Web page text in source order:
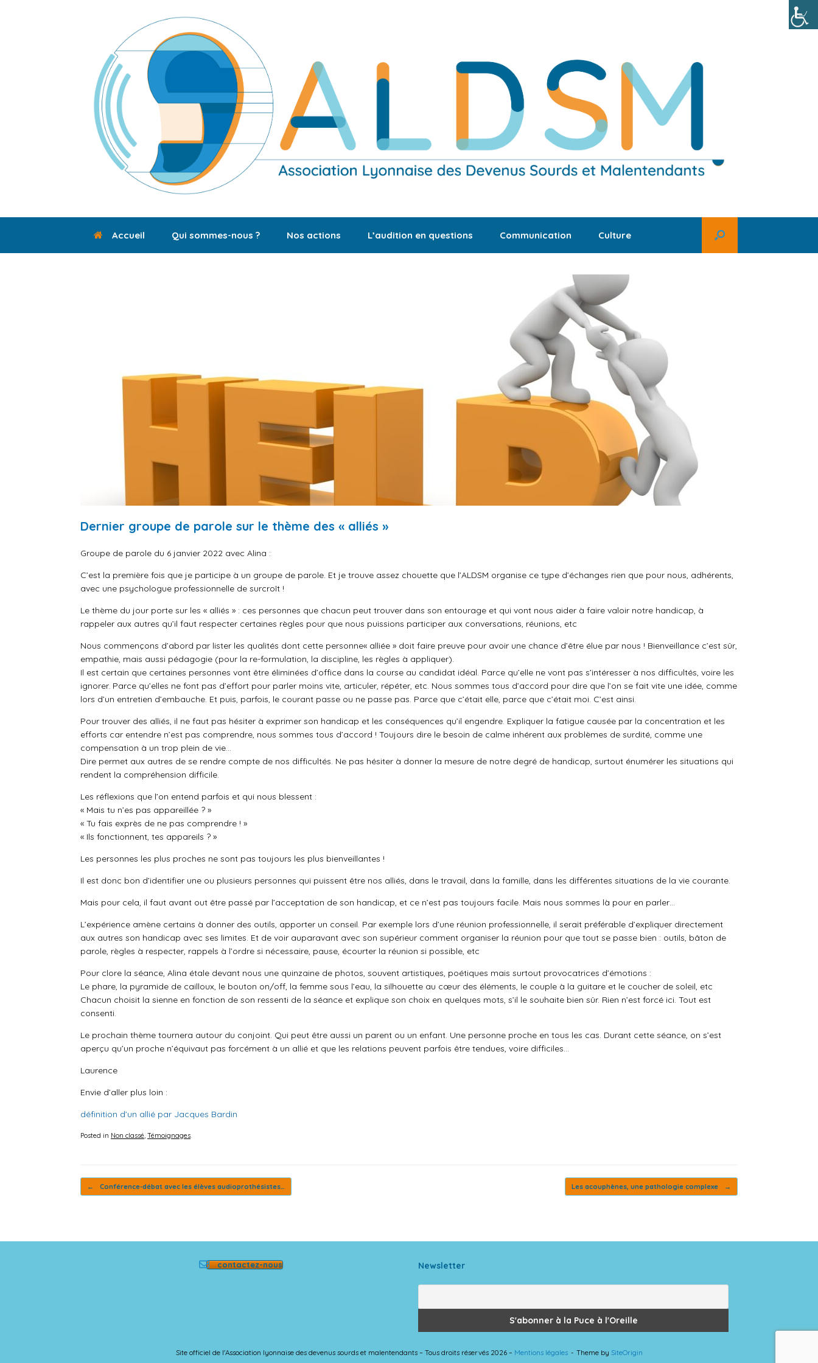
Accueil Qui sommes-nous ? Nos actions L’audition en questions Communication Culture
Dernier groupe de parole sur le thème des « alliés »
Groupe de parole du 6 janvier 2022 avec Alina :
C’est la première fois que je participe à un groupe de parole. Et je trouve assez chouette que l’ALDSM organise ce type d’échanges rien que pour nous, adhérents,
avec une psychologue professionnelle de surcroît !
Le thème du jour porte sur les « alliés » : ces personnes que chacun peut trouver dans son entourage et qui vont nous aider à faire valoir notre handicap, à
rappeler aux autres qu’il faut respecter certaines règles pour que nous puissions participer aux conversations, réunions, etc
Nous commençons d’abord par lister les qualités dont cette personne« alliée » doit faire preuve pour avoir une chance d’être élue par nous ! Bienveillance c’est sûr,
empathie, mais aussi pédagogie (pour la re-formulation, la discipline, les règles à appliquer).
Il est certain que certaines personnes vont être éliminées d’office dans la course au candidat idéal. Parce qu’elle ne vont pas s’intéresser à nos difficultés, voire les
ignorer. Parce qu’elles ne font pas d’effort pour parler moins vite, articuler, répéter, etc. Nous sommes tous d’accord pour dire que l’on se fait vite une idée, comme
lors d’un entretien d’embauche. Et puis, parfois, le courant passe ou ne passe pas. Parce que c’était elle, parce que c’était moi. C’est ainsi.
Pour trouver des alliés, il ne faut pas hésiter à exprimer son handicap et les conséquences qu’il engendre. Expliquer la fatigue causée par la concentration et les
efforts car entendre n’est pas comprendre, nous sommes tous d’accord ! Toujours dire le besoin de calme inhérent aux problèmes de surdité, comme une
compensation à un trop plein de vie…
Dire permet aux autres de se rendre compte de nos difficultés. Ne pas hésiter à donner la mesure de notre degré de handicap, surtout énumérer les situations qui
rendent la compréhension difficile.
Les réflexions que l’on entend parfois et qui nous blessent :
« Mais tu n’es pas appareillée ? »
« Tu fais exprès de ne pas comprendre ! »
« Ils fonctionnent, tes appareils ? »
Les personnes les plus proches ne sont pas toujours les plus bienveillantes !
Il est donc bon d’identifier une ou plusieurs personnes qui puissent être nos alliés, dans le travail, dans la famille, dans les différentes situations de la vie courante.
Mais pour cela, il faut avant out être passé par l’acceptation de son handicap, et ce n’est pas toujours facile. Mais nous sommes là pour en parler…
L’expérience amène certains à donner des outils, apporter un conseil. Par exemple lors d’une réunion professionnelle, il serait préférable d’expliquer directement
aux autres son handicap avec ses limites. Et de voir auparavant avec son supérieur comment organiser la réunion pour que tout se passe bien : outils, bâton de
parole, règles à respecter, rappels à l’ordre si nécessaire, pause, écourter la réunion si possible, etc
Pour clore la séance, Alina étale devant nous une quinzaine de photos, souvent artistiques, poétiques mais surtout provocatrices d’émotions :
Le phare, la pyramide de cailloux, le bouton on/off, la femme sous l’eau, la silhouette au cœur des éléments, le couple à la guitare et le coucher de soleil, etc
Chacun choisit la sienne en fonction de son ressenti de la séance et explique son choix en quelques mots, s’il le souhaite bien sûr. Rien n’est forcé ici. Tout est
consenti.
Le prochain thème tournera autour du conjoint. Qui peut être aussi un parent ou un enfant. Une personne proche en tous les cas. Durant cette séance, on s’est
aperçu qu’un proche n’équivaut pas forcément à un allié et que les relations peuvent parfois être tendues, voire difficiles…
Laurence
Envie d’aller plus loin :
définition d’un allié par Jacques Bardin
Posted in Non classé, Témoignages.
Post navigation
← Conférence-débat avec les élèves audioprothésistes… Les acouphènes, une pathologie complexe →
contactez-nous Newsletter
Site officiel de l'Association lyonnaise des devenus sourds et malentendants – Tous droits réservés 2026 – Mentions légales Theme by SiteOrigin